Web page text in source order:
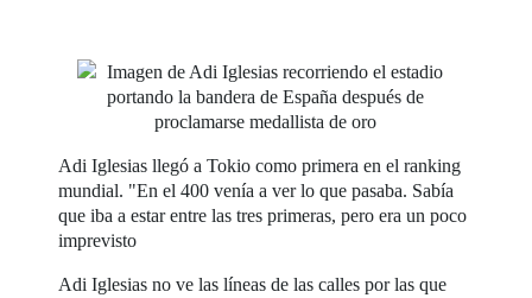
Adi Iglesias llegó a Tokio como primera en el ranking
mundial. "En el 400 venía a ver lo que pasaba. Sabía
que iba a estar entre las tres primeras, pero era un poco
imprevisto
Adi Iglesias no ve las líneas de las calles por las que